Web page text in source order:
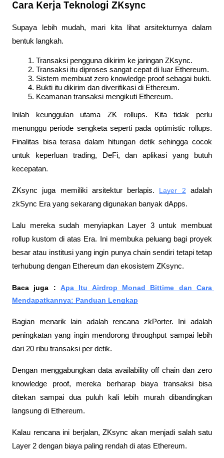
Cara Kerja Teknologi ZKsync
Supaya lebih mudah, mari kita lihat arsitekturnya dalam
bentuk langkah.
Transaksi pengguna dikirim ke jaringan ZKsync.
Transaksi itu diproses sangat cepat di luar Ethereum.
Sistem membuat zero knowledge proof sebagai bukti.
Bukti itu dikirim dan diverifikasi di Ethereum.
Keamanan transaksi mengikuti Ethereum.
Inilah keunggulan utama ZK rollups. Kita tidak perlu
menunggu periode sengketa seperti pada optimistic rollups.
Finalitas bisa terasa dalam hitungan detik sehingga cocok
untuk keperluan trading, DeFi, dan aplikasi yang butuh
kecepatan.
ZKsync juga memiliki arsitektur berlapis. Layer 2 adalah
zkSync Era yang sekarang digunakan banyak dApps.
Lalu mereka sudah menyiapkan Layer 3 untuk membuat
rollup kustom di atas Era. Ini membuka peluang bagi proyek
besar atau institusi yang ingin punya chain sendiri tetapi tetap
terhubung dengan Ethereum dan ekosistem ZKsync.
Baca juga : Apa Itu Airdrop Monad Bittime dan Cara
Mendapatkannya: Panduan Lengkap
Bagian menarik lain adalah rencana zkPorter. Ini adalah
peningkatan yang ingin mendorong throughput sampai lebih
dari 20 ribu transaksi per detik.
Dengan menggabungkan data availability off chain dan zero
knowledge proof, mereka berharap biaya transaksi bisa
ditekan sampai dua puluh kali lebih murah dibandingkan
langsung di Ethereum.
Kalau rencana ini berjalan, ZKsync akan menjadi salah satu
Layer 2 dengan biaya paling rendah di atas Ethereum.